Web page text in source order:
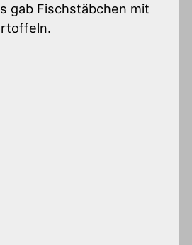
gab Fischstäbchen mit